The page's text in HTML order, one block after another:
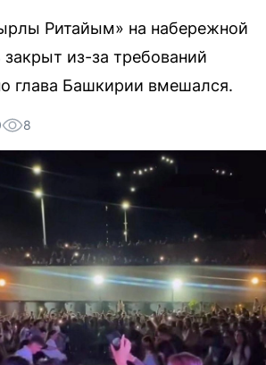
Ритайым» на набережной
из-за требований
глава Башкирии вмешался.
8